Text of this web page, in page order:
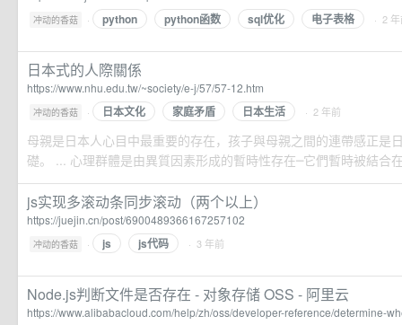
冲动的香菇 · python python函数 sql优化 电子表格 · 2
日本式的人際關係
https://www.nhu.edu.tw/~society/e-j/57/57-12.htm
冲动的香菇 · 日本文化 家庭矛盾 日本生活 · 2 年前
母親是日本人心目中最重要的存在，孩子與母親之間的連帶感正是
礎。 ... 心理群體是由異質因素形成的暫時性存在─它們暫時被結合
js实现多滚动条同步滚动（两个以上）
https://juejin.cn/post/6900489366167257102
冲动的香菇 · js js代码 · 3 年前
Node.js判断文件是否存在 - 对象存储 OSS - 阿里云
https://www.alibabacloud.com/help/zh/oss/developer-reference/determine-